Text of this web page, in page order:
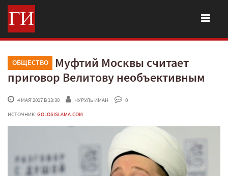
ОБЩЕСТВО
Муфтий Москвы считает
приговор Велитову необъективным
4 МАЯ'2017 В 13:30 НУРУЛЬ ИМАН
0
ИСТОЧНИК: GOLOSISLAMA.COM